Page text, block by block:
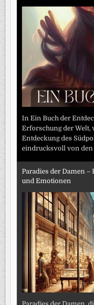
In Ein Buch der
Erforschung der Welt,
Entdeckung des
eindrucksvoll von den
Paradies der Damen
und Emotionen